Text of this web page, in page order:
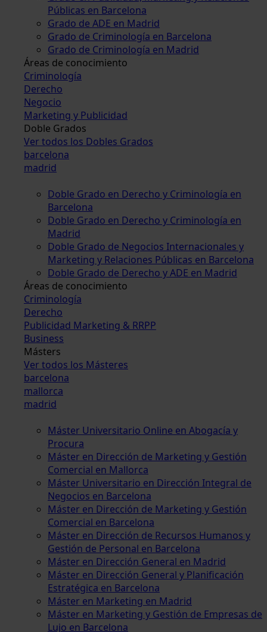
Públicas en Barcelona
Grado de ADE en Madrid
Grado de Criminología en Barcelona
Grado de Criminología en Madrid
Áreas de conocimiento
Criminología
Derecho
Negocio
Marketing y Publicidad
Doble Grados
Ver todos los Dobles Grados
barcelona
madrid
Doble Grado en Derecho y Criminología en
Barcelona
Doble Grado en Derecho y Criminología en
Madrid
Doble Grado de Negocios Internacionales y
Marketing y Relaciones Públicas en Barcelona
Doble Grado de Derecho y ADE en Madrid
Áreas de conocimiento
Criminología
Derecho
Publicidad Marketing & RRPP
Business
Másters
Ver todos los Másteres
barcelona
mallorca
madrid
Máster Universitario Online en Abogacía y
Procura
Máster en Dirección de Marketing y Gestión
Comercial en Mallorca
Máster Universitario en Dirección Integral de
Negocios en Barcelona
Máster en Dirección de Marketing y Gestión
Comercial en Barcelona
Máster en Dirección de Recursos Humanos y
Gestión de Personal en Barcelona
Máster en Dirección General en Madrid
Máster en Dirección General y Planificación
Estratégica en Barcelona
Máster en Marketing en Madrid
Máster en Marketing y Gestión de Empresas de
Lujo en Barcelona